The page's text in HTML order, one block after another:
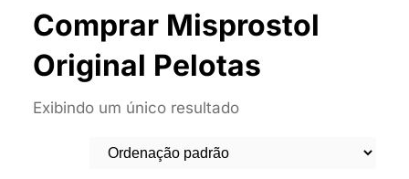
Comprar Misprostol
Original Pelotas
Exibindo um único resultado